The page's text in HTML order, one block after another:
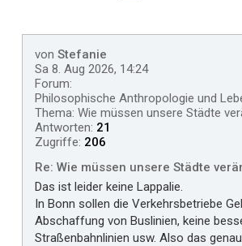
von Stefanie
Sa 8. Aug 2026, 14:24
Forum:
Philosophische Anthropologie und
Thema: Wie müssen unsere Städte
Antworten: 21
Zugriffe: 206
Re: Wie müssen unsere Städte
Das ist leider keine Lappalie.
In Bonn sollen die Verkehrsbetriebe
Abschaffung von Buslinien, keine
Straßenbahnlinien usw. Also das